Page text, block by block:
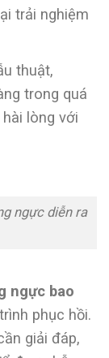
trải nghiệm
thuật,
trong quá
lòng với
ngực diễn ra
ngực bao
phục hồi.
giải đáp,